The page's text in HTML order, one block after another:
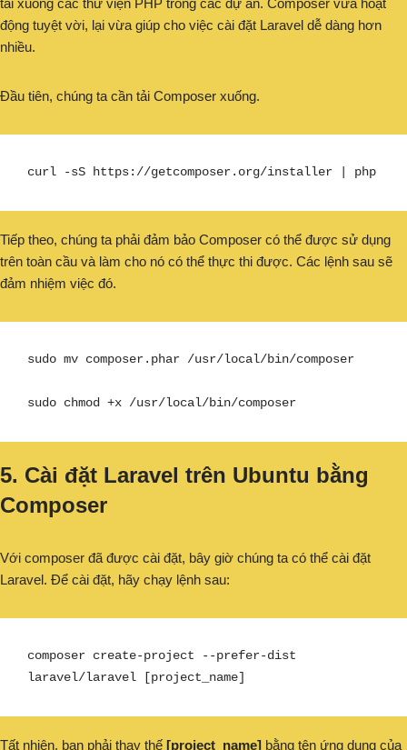
tải xuống các thư viện PHP trong các dự án. Composer vừa hoạt
động tuyệt vời, lại vừa giúp cho việc cài đặt Laravel dễ dàng hơn
nhiều.
Đầu tiên, chúng ta cần tải Composer xuống.
curl -sS https://getcomposer.org/installer | php
Tiếp theo, chúng ta phải đảm bảo Composer có thể được sử dụng
trên toàn cầu và làm cho nó có thể thực thi được. Các lệnh sau sẽ
đảm nhiệm việc đó.
sudo mv composer.phar /usr/local/bin/composer
sudo chmod +x /usr/local/bin/composer
5. Cài đặt Laravel trên Ubuntu bằng
Composer
Với composer đã được cài đặt, bây giờ chúng ta có thể cài đặt
Laravel. Để cài đặt, hãy chạy lệnh sau:
composer create-project --prefer-dist
laravel/laravel [project_name]
Tất nhiên, bạn phải thay thế [project_name] bằng tên ứng dụng của